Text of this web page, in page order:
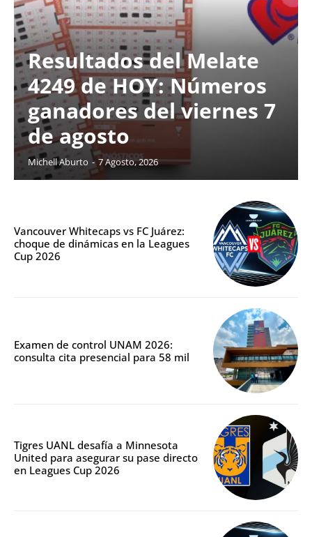
Resultados del Melate
4249 de HOY: Números
ganadores del viernes 7
de agosto
Michell Aburto - 7 Agosto, 2026
Vancouver Whitecaps vs FC Juárez:
choque de dinámicas en la Leagues
Cup 2026
Examen de control UNAM 2026:
consulta cita presencial para 58 mil
Tigres UANL desafía a Minnesota
United para asegurar su pase directo
en Leagues Cup 2026